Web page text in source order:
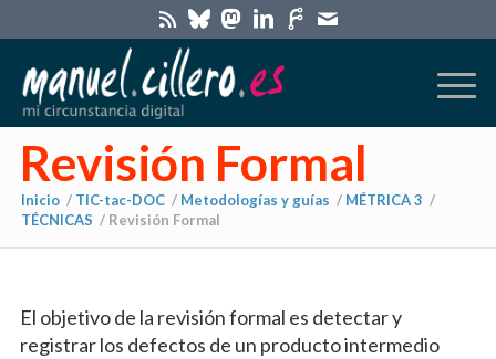
Revisión Formal
Inicio / TIC-tac-DOC / Metodologías y guías / MÉTRICA 3 /
TÉCNICAS / Revisión Formal
El objetivo de la revisión formal es detectar y
registrar los defectos de un producto intermedio